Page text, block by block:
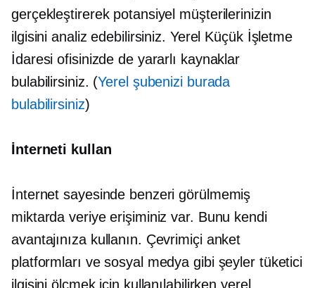
gerçekleştirerek potansiyel müşterilerinizin
ilgisini analiz edebilirsiniz. Yerel Küçük İşletme
İdaresi ofisinizde de yararlı kaynaklar
bulabilirsiniz. (Yerel şubenizi burada
bulabilirsiniz)
İnterneti kullan
İnternet sayesinde benzeri görülmemiş
miktarda veriye erişiminiz var. Bunu kendi
avantajınıza kullanın. Çevrimiçi anket
platformları ve sosyal medya gibi şeyler tüketici
ilgisini ölçmek için kullanılabilirken yerel